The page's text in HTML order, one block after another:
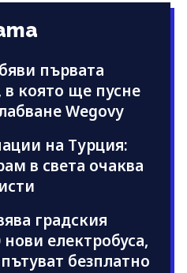
първата
която ще пусне
Wegovy
на Турция:
в света очаква
градския
електробуса,
безплатно